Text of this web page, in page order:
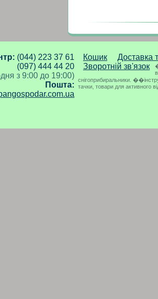
(044) 223 37 61
(097) 444 44 20
з 9:00 до 19:00)
Пошта:
Кошик
Доставка
Зворотній зв'язок
снігоприбиральники.
тачки, товари для активного